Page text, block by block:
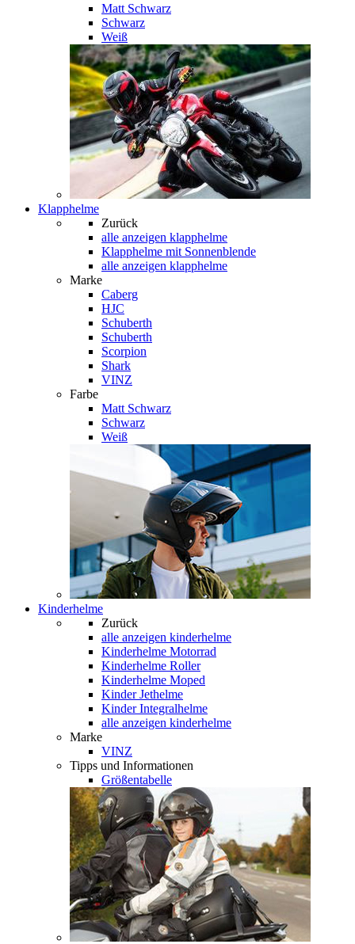
Matt Schwarz
Schwarz
Weiß
Klapphelme
Zurück
alle anzeigen klapphelme
Klapphelme mit Sonnenblende
alle anzeigen klapphelme
Marke
Caberg
HJC
Schuberth
Schuberth
Scorpion
Shark
VINZ
Farbe
Matt Schwarz
Schwarz
Weiß
Kinderhelme
Zurück
alle anzeigen kinderhelme
Kinderhelme Motorrad
Kinderhelme Roller
Kinderhelme Moped
Kinder Jethelme
Kinder Integralhelme
alle anzeigen kinderhelme
Marke
VINZ
Tipps und Informationen
Größentabelle